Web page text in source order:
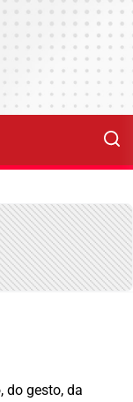
do gesto, da